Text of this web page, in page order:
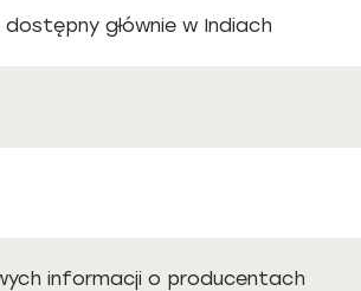
głównie w Indiach
informacji o producentach